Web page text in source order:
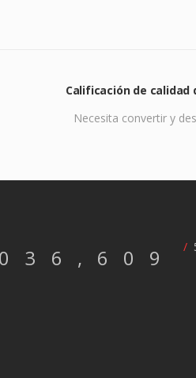
Calificación de calidad
Necesita convertir y